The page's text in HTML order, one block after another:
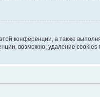
конференции, а также
возможно, удаление cookies